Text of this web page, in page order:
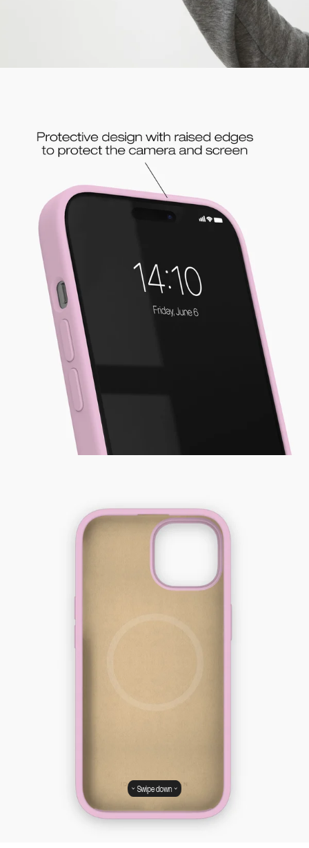
Swipe down